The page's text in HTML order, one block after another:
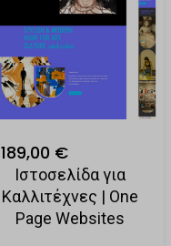
189,00 €
Ιστοσελίδα για
Καλλιτέχνες | One
Page Websites